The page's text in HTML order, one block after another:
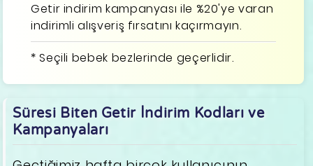
Getir indirim kampanyası ile %20'ye varan
indirimli alışveriş fırsatını kaçırmayın.
* Seçili bebek bezlerinde geçerlidir.
Süresi Biten Getir İndirim Kodları ve
Kampanyaları